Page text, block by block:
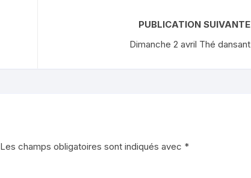
PUBLICATION SUIVANTE
Dimanche 2 avril Thé dansant
Les champs obligatoires sont indiqués avec *